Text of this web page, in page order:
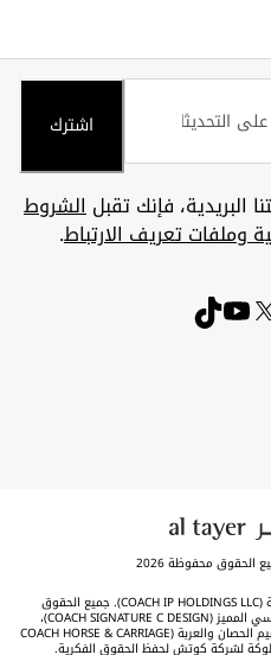
اشترك
البريدية، فإنك تقبلالشروط
تعريف الارتباط.
محفوظة 2026
©2026 شركة كوتش لحفظ الحقوق الفكرية (COACH IP HOLDINGS LLC). جميع الحقوق
محفوظة. كوتش (COACH)، وشعار كوتش سي المميز (COACH SIGNATURE C DESIGN)،
وكوتش & تاج (COACH & TAG DESIGN)، وتصميم الحصان والعربة (COACH HORSE & CARRIAGE